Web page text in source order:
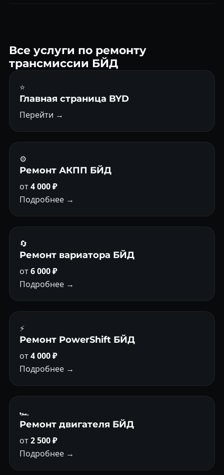
Все услуги по ремонту
трансмиссии БЙД
⭐
Главная страница BYD
Перейти →
⚙️
Ремонт АКПП БЙД
от4 000 ₽
Подробнее →
🔄
Ремонт вариатора БЙД
от6 000 ₽
Подробнее →
⚡
Ремонт PowerShift БЙД
от4 000 ₽
Подробнее →
🏎
Ремонт двигателя БЙД
от2 500 ₽
Подробнее →